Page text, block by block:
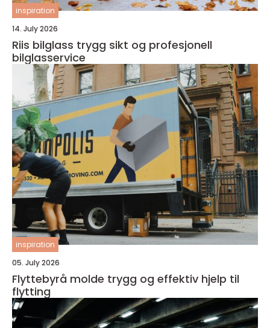
inspiration
14. July 2026
Riis bilglass trygg sikt og profesjonell
bilglasservice
inspiration
05. July 2026
Flyttebyrå molde trygg og effektiv hjelp til
flytting